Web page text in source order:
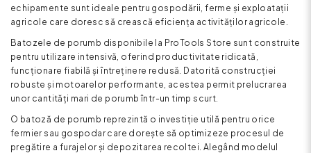
echipamente sunt ideale pentru gospodării, ferme și exploatații
agricole care doresc să crească eficiența activităților agricole.
Batozele de porumb disponibile la ProTools Store sunt construite
pentru utilizare intensivă, oferind productivitate ridicată,
funcționare fiabilă și întreținere redusă. Datorită construcției
robuste și motoarelor performante, acestea permit prelucrarea
unor cantități mari de porumb într-un timp scurt.
O batoză de porumb reprezintă o investiție utilă pentru orice
fermier sau gospodar care dorește să optimizeze procesul de
pregătire a furajelor și depozitarea recoltei. Alegând modelul